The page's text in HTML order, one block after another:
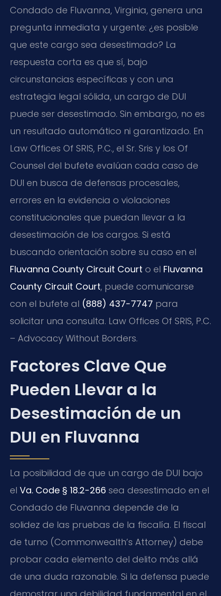
Condado de Fluvanna, Virginia, genera una
pregunta inmediata y urgente: ¿es posible
que este cargo sea desestimado? La
respuesta corta es que sí, bajo
circunstancias específicas y con una
estrategia legal sólida, un cargo de DUI
puede ser desestimado. Sin embargo, no es
un resultado automático ni garantizado. En
Law Offices Of SRIS, P.C., el Sr. Sris y los Of
Counsel del bufete evalúan cada caso de
DUI en busca de defensas procesales,
errores en la evidencia o violaciones
constitucionales que puedan llevar a la
desestimación de los cargos. Si está
buscando orientación sobre su caso en el
Fluvanna County Circuit Court o el Fluvanna
County Circuit Court, puede comunicarse
con el bufete al (888) 437-7747 para
solicitar una consulta. Law Offices Of SRIS, P.C.
– Advocacy Without Borders.
Factores Clave Que
Pueden Llevar a la
Desestimación de un
DUI en Fluvanna
La posibilidad de que un cargo de DUI bajo
el Va. Code § 18.2-266 sea desestimado en el
Condado de Fluvanna depende de la
solidez de las pruebas de la fiscalía. El fiscal
de turno (Commonwealth’s Attorney) debe
probar cada elemento del delito más allá
de una duda razonable. Si la defensa puede